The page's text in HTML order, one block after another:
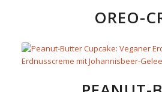
OREO-